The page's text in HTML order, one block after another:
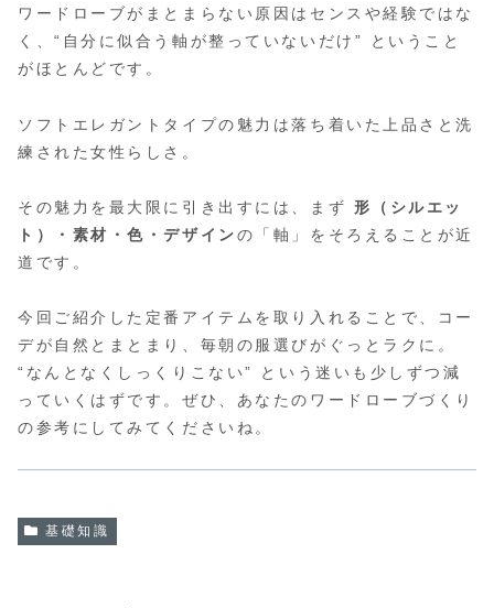
ワードローブがまとまらない原因はセンスや経験ではな
く、“自分に似合う軸が整っていないだけ” ということ
がほとんどです。
ソフトエレガントタイプの魅力は落ち着いた上品さと洗
練された女性らしさ。
その魅力を最大限に引き出すには、まず 形（シルエッ
ト）・素材・色・デザインの「軸」をそろえることが近
道です。
今回ご紹介した定番アイテムを取り入れることで、コー
デが自然とまとまり、毎朝の服選びがぐっとラクに。
“なんとなくしっくりこない” という迷いも少しずつ減
っていくはずです。ぜひ、あなたのワードローブづくり
の参考にしてみてくださいね。
基礎知識